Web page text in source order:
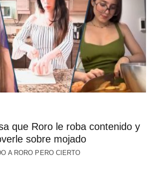
que Roro le roba contenido y
sobre mojado
A RORO PERO CIERTO